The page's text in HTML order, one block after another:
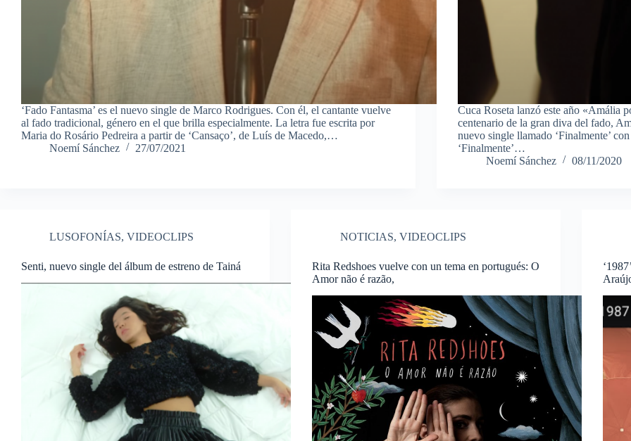
‘Fado Fantasma’ es el nuevo single de Marco Rodrigues. Con él, el cantante vuelve
al fado tradicional, género en el que brilla especialmente. La letra fue escrita por
Maria do Rosário Pedreira a partir de ‘Cansaço’, de Luís de Macedo,…
Noemí Sánchez
27/07/2021
Cuca Roseta lanzó este año «Amália
centenario de la gran diva del fado,
nuevo single llamado ‘Finalmente’
‘Finalmente’…
Noemí Sánchez
08/11/2020
LUSOFONÍAS, VIDEOCLIPS
Senti, nuevo single del álbum de estreno de Tainá
NOTICIAS,VIDEOCLIPS
Rita Redshoes vuelve con un tema en portugués: O
Amor não é razão,